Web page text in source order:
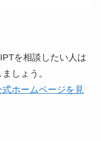
を相談したい人は
しょう。
ホームページを見